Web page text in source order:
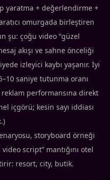
yaratma + değerlendirme +
omurgada birleştiren
şu: çoğu video “güzel
akışı ve sahne önceliği
izleyici kaybı yaşanır. İyi
saniye tutunma oranı
performansına direkt
içgörü; kesin sayı iddiası
storyboard örneği
script” mantığını otel
resort, city, butik.